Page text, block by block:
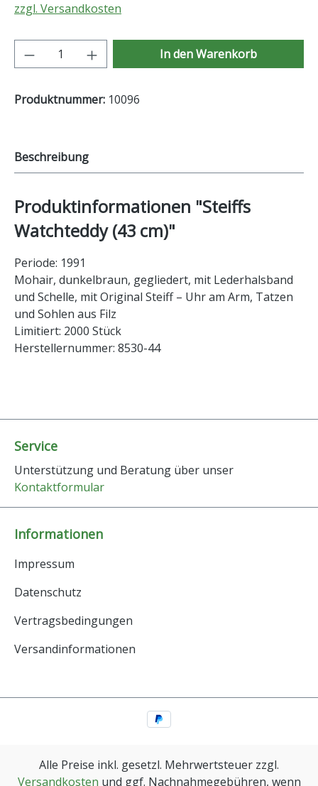
zzgl. Versandkosten
Produkt Anzahl: Gib den gewünschten
In den Warenkorb
Produktnummer: 10096
Beschreibung
Produktinformationen "Steiffs
Watchteddy (43 cm)"
Periode: 1991
Mohair, dunkelbraun, gegliedert, mit Lederhalsband
und Schelle, mit Original Steiff – Uhr am Arm, Tatzen
und Sohlen aus Filz
Limitiert: 2000 Stück
Herstellernummer: 8530-44
Service
Unterstützung und Beratung über unser
Kontaktformular
Informationen
Impressum
Datenschutz
Vertragsbedingungen
Versandinformationen
Alle Preise inkl. gesetzl. Mehrwertsteuer zzgl.
Versandkosten und ggf. Nachnahmegebühren, wenn